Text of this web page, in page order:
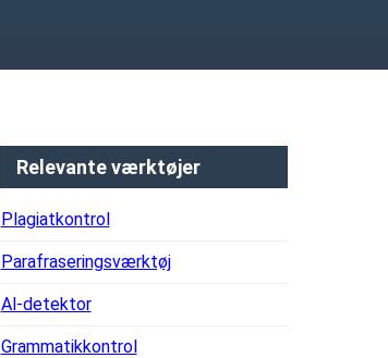
Relevante værktøjer
Plagiatkontrol
Parafraseringsværktøj
Al-detektor
Grammatikkontrol